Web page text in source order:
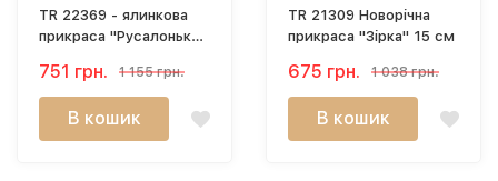
TR 22369 - ялинкова
прикраса "Русалонька
(11 см)
751 грн. 1 155 грн.
В кошик
TR 21309 Новорічна
прикраса "Зірка" 15 см
675 грн. 1 038 грн.
В кошик